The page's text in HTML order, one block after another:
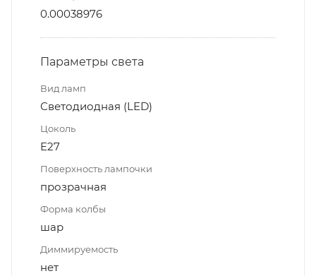
0.00038976
Параметры света
Вид ламп
Светодиодная (LED)
Цоколь
E27
Поверхность лампочки
прозрачная
Форма колбы
шар
Диммируемость
нет